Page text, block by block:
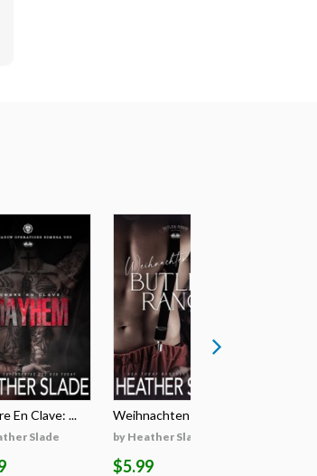
En Clave: ...
Slade
Weihnachten Auf D...
by Heather Slade
$5.99